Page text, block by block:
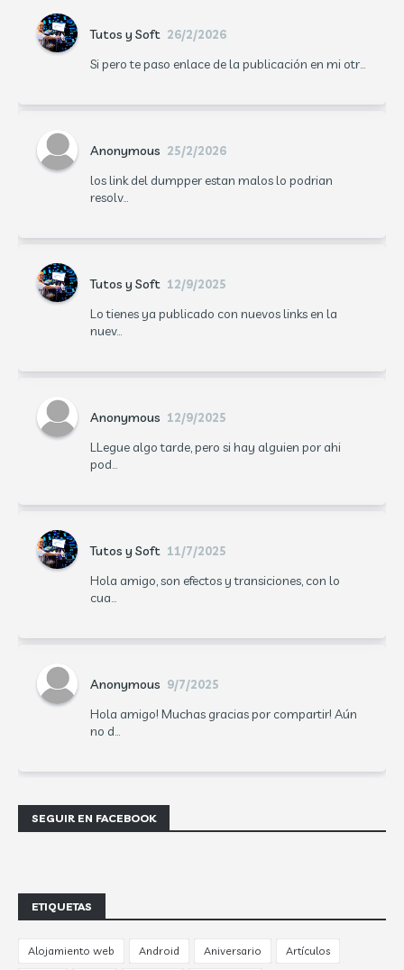
Tutos y Soft 26/2/2026
Si pero te paso enlace de la publicación en mi otr...
Anonymous 25/2/2026
los link del dumpper estan malos lo podrian
resolv...
Tutos y Soft 12/9/2025
Lo tienes ya publicado con nuevos links en la
nuev...
Anonymous 12/9/2025
LLegue algo tarde, pero si hay alguien por ahi
pod...
Tutos y Soft 11/7/2025
Hola amigo, son efectos y transiciones, con lo
cua...
Anonymous 9/7/2025
Hola amigo! Muchas gracias por compartir! Aún
no d...
SEGUIR EN FACEBOOK
ETIQUETAS
Alojamiento web Android Aniversario Artículos